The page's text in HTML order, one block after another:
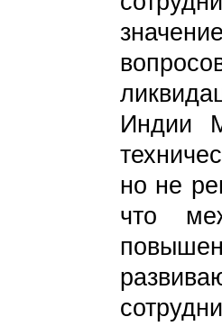
Индии
но не
что